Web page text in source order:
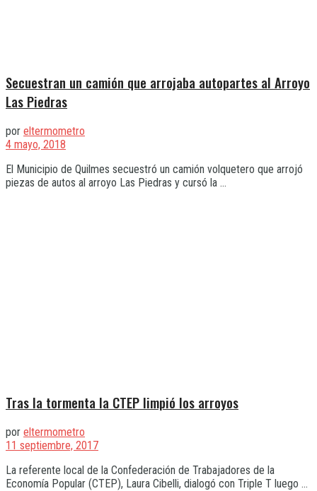
Secuestran un camión que arrojaba autopartes al Arroyo
Las Piedras
por eltermometro
4 mayo, 2018
El Municipio de Quilmes secuestró un camión volquetero que arrojó
piezas de autos al arroyo Las Piedras y cursó la ...
Tras la tormenta la CTEP limpió los arroyos
por eltermometro
11 septiembre, 2017
La referente local de la Confederación de Trabajadores de la
Economía Popular (CTEP), Laura Cibelli, dialogó con Triple T luego ...